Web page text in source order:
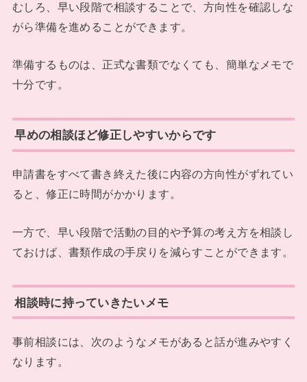
むしろ、早い段階で相談することで、方向性を確認しな
がら準備を進めることができます。
準備するものは、正式な書類でなくても、簡単なメモで
十分です。
早めの相談ほど修正しやすいからです
申請書をすべて書き終えた後に内容の方向性がずれてい
ると、修正に時間がかかります。
一方で、早い段階で活動の目的や予算の考え方を相談し
ておけば、書類作成の手戻りを減らすことができます。
相談時に持っていきたいメモ
事前相談には、次のようなメモがあると話が進みやすく
なります。